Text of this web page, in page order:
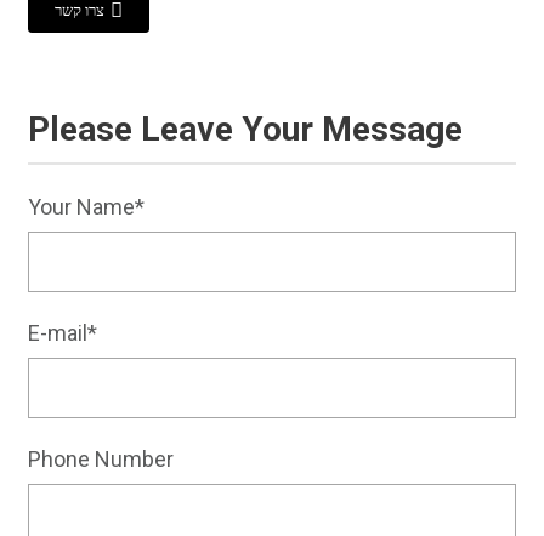
צרו קשר
Please Leave Your Message
Your Name*
E-mail*
Phone Number